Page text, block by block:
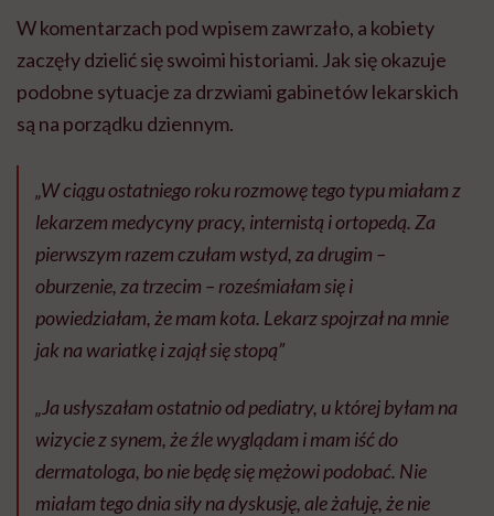
W komentarzach pod wpisem zawrzało, a kobiety
zaczęły dzielić się swoimi historiami. Jak się okazuje
podobne sytuacje za drzwiami gabinetów lekarskich
są na porządku dziennym.
„W ciągu ostatniego roku rozmowę tego typu miałam z
lekarzem medycyny pracy, internistą i ortopedą. Za
pierwszym razem czułam wstyd, za drugim –
oburzenie, za trzecim – roześmiałam się i
powiedziałam, że mam kota. Lekarz spojrzał na mnie
jak na wariatkę i zajął się stopą”
„Ja usłyszałam ostatnio od pediatry, u której byłam na
wizycie z synem, że źle wyglądam i mam iść do
dermatologa, bo nie będę się mężowi podobać. Nie
miałam tego dnia siły na dyskusję, ale żałuję, że nie